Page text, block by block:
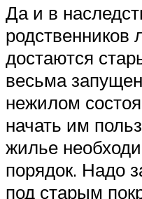
Да и в
родственников
достаются
весьма
нежилом
начать им
жилье
порядок. Надо
под старым